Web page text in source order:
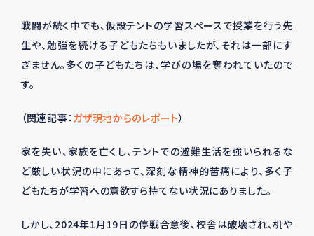
戦闘が続く中でも、仮設テントの学習スペースで授業を行う先
生や、勉強を続ける子どもたちもいましたが、それは一部にす
ぎません。多くの子どもたちは、学びの場を奪われていたので
す。
（関連記事： ガザ現地からのレポート）
家を失い、家族を亡くし、テントでの避難生活を強いられるな
ど厳しい状況の中にあって、深刻な精神的苦痛により、多く子
どもたちが学習への意欲すら持てない状況にありました。
しかし、 2024年1月 19日の停戦合意後、校舎は破壊され、机や